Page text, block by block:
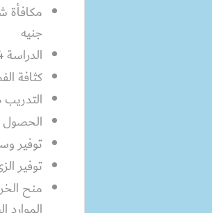
جنيه
الدراسة 4 أيام عملي بالمصانع بالإضافة إلى 2 يوم نظري .
كثافة
توفير
توفير
منح